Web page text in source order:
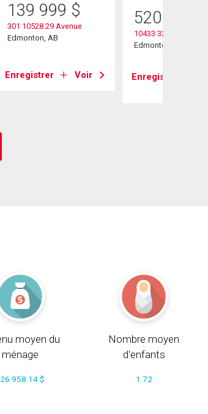
139 999 $
301 10528 29 Avenue
Edmonton, AB
Enregistrer Voir
520 000
10433 32a Avenue Nw
Edmonton, AB
Enregistrer
moyen du
ménage
958.14 $
Nombre moyen
d'enfants
1.72